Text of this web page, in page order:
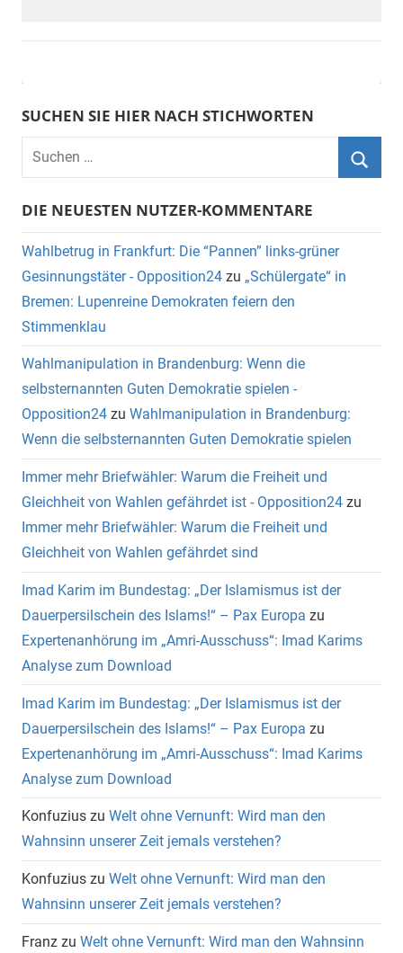
SUCHEN SIE HIER NACH STICHWORTEN
DIE NEUESTEN NUTZER-KOMMENTARE
Wahlbetrug in Frankfurt: Die “Pannen” links-grüner
Gesinnungstäter - Opposition24 zu „Schülergate“ in
Bremen: Lupenreine Demokraten feiern den
Stimmenklau
Wahlmanipulation in Brandenburg: Wenn die
selbsternannten Guten Demokratie spielen -
Opposition24 zu Wahlmanipulation in Brandenburg:
Wenn die selbsternannten Guten Demokratie spielen
Immer mehr Briefwähler: Warum die Freiheit und
Gleichheit von Wahlen gefährdet ist - Opposition24 zu
Immer mehr Briefwähler: Warum die Freiheit und
Gleichheit von Wahlen gefährdet sind
Imad Karim im Bundestag: „Der Islamismus ist der
Dauerpersilschein des Islams!“ – Pax Europa zu
Expertenanhörung im „Amri-Ausschuss“: Imad Karims
Analyse zum Download
Imad Karim im Bundestag: „Der Islamismus ist der
Dauerpersilschein des Islams!“ – Pax Europa zu
Expertenanhörung im „Amri-Ausschuss“: Imad Karims
Analyse zum Download
Konfuzius zu Welt ohne Vernunft: Wird man den
Wahnsinn unserer Zeit jemals verstehen?
Konfuzius zu Welt ohne Vernunft: Wird man den
Wahnsinn unserer Zeit jemals verstehen?
Franz zu Welt ohne Vernunft: Wird man den Wahnsinn